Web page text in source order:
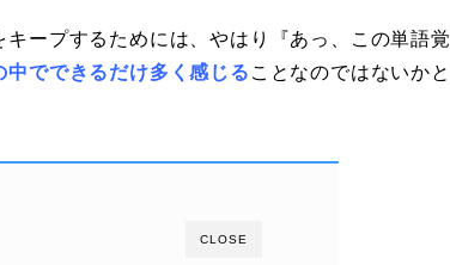
ープするためには、やはり『あっ、この単語覚
中でできるだけ多く感じる ことなのではないかと
CLOSE